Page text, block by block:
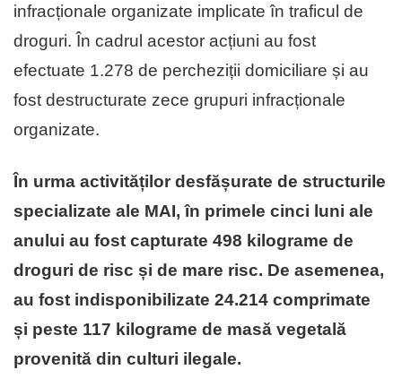
infracționale organizate implicate în traficul de
droguri. În cadrul acestor acțiuni au fost
efectuate 1.278 de percheziții domiciliare și au
fost destructurate zece grupuri infracționale
organizate.
În urma activităților desfășurate de structurile
specializate ale MAI, în primele cinci luni ale
anului au fost capturate 498 kilograme de
droguri de risc și de mare risc. De asemenea,
au fost indisponibilizate 24.214 comprimate
și peste 117 kilograme de masă vegetală
provenită din culturi ilegale.